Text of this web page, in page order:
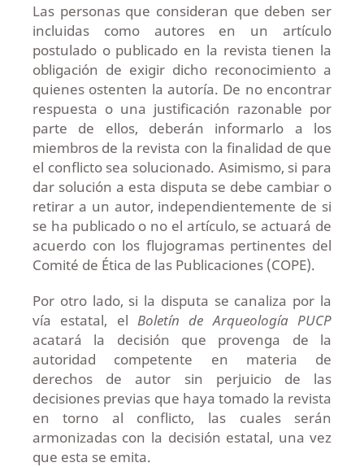
Las personas que consideran que deben ser
incluidas como autores en un artículo
postulado o publicado en la revista tienen la
obligación de exigir dicho reconocimiento a
quienes ostenten la autoría. De no encontrar
respuesta o una justificación razonable por
parte de ellos, deberán informarlo a los
miembros de la revista con la finalidad de que
el conflicto sea solucionado. Asimismo, si para
dar solución a esta disputa se debe cambiar o
retirar a un autor, independientemente de si
se ha publicado o no el artículo, se actuará de
acuerdo con los flujogramas pertinentes del
Comité de Ética de las Publicaciones (COPE).
Por otro lado, si la disputa se canaliza por la
vía estatal, el Boletín de Arqueología PUCP
acatará la decisión que provenga de la
autoridad competente en materia de
derechos de autor sin perjuicio de las
decisiones previas que haya tomado la revista
en torno al conflicto, las cuales serán
armonizadas con la decisión estatal, una vez
que esta se emita.